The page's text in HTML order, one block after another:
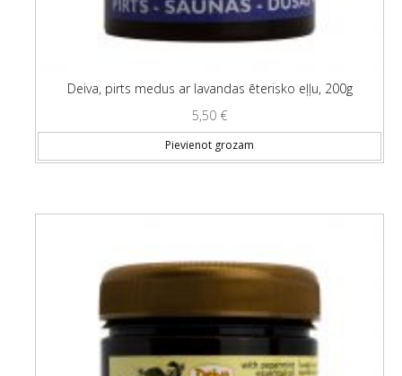
Deiva, pirts medus ar lavandas ēterisko eļļu, 200g
5,50 €
Pievienot grozam